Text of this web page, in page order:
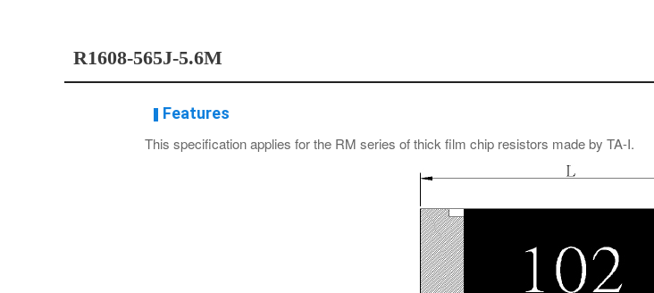
R1608-565J-5.6M
Features
This specification applies for the RM series of thick film chip resistors made by TA-I.